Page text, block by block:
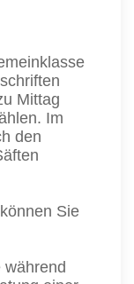
Mittag
Im
den
Sie